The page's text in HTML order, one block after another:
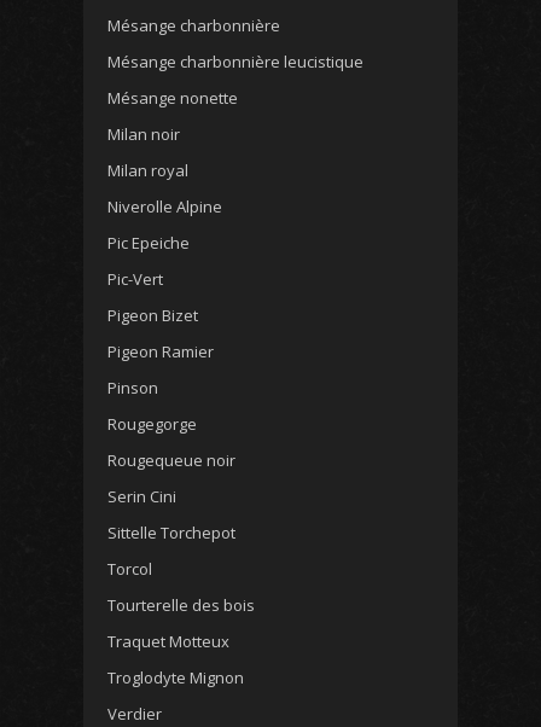
Mésange charbonnière
Mésange charbonnière leucistique
Mésange nonette
Milan noir
Milan royal
Niverolle Alpine
Pic Epeiche
Pic-Vert
Pigeon Bizet
Pigeon Ramier
Pinson
Rougegorge
Rougequeue noir
Serin Cini
Sittelle Torchepot
Torcol
Tourterelle des bois
Traquet Motteux
Troglodyte Mignon
Verdier